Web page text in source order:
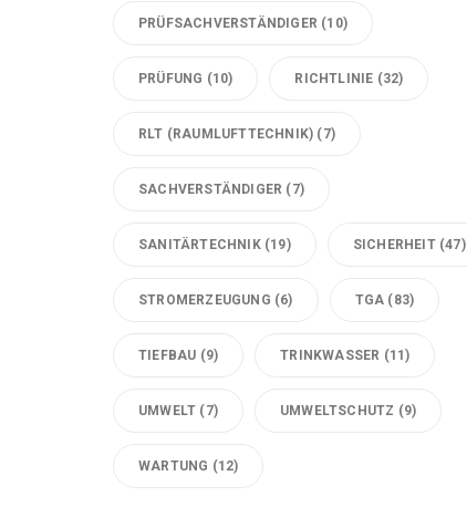
PRÜFSACHVERSTÄNDIGER (10)
PRÜFUNG (10) RICHTLINIE (32)
RLT (RAUMLUFTTECHNIK) (7)
SACHVERSTÄNDIGER (7)
SANITÄRTECHNIK(19) SICHERHEIT(47)
STROMERZEUGUNG (6) TGA (83)
TIEFBAU (9) TRINKWASSER (11)
UMWELT (7) UMWELTSCHUTZ (9)
WARTUNG (12)